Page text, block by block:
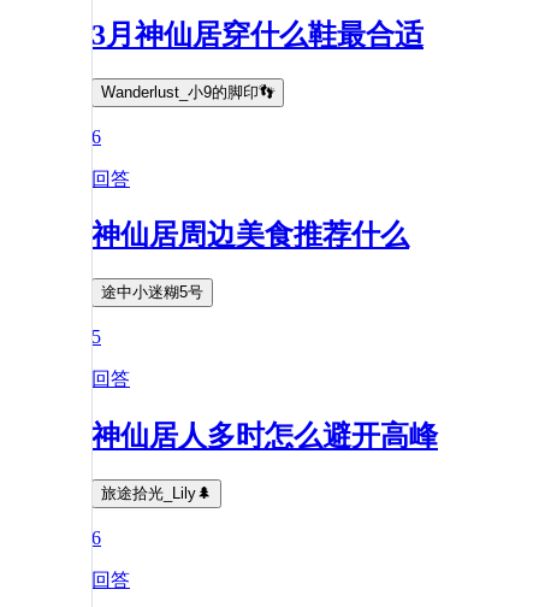
3月神仙居穿什么鞋最合适
Wanderlust_小9的脚印👣
6
回答
神仙居周边美食推荐什么
途中小迷糊5号
5
回答
神仙居人多时怎么避开高峰
旅途拾光_Lily🌲
6
回答